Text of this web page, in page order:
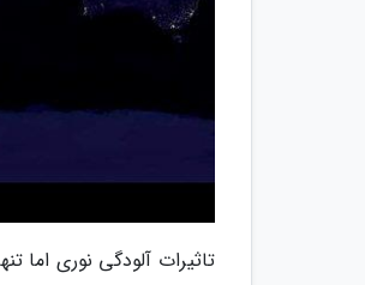
تاثیرات آلودگی نوری